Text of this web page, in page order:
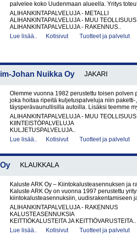
palvelee koko Uudenmaan alueella. Yritys
ALIHANKINTAPALVELUJA - METALLI
ALIHANKINTAPALVELUJA - MUU TEOLLISUUS
ALIHANKINTAPALVELUJA - RAKENNUS..
Lue lisää..
Kotisivut Tuotteet ja palvelut
Johan Nuikka Oy JAKARI
Olemme vuonna 1982 perustettu toisen polven
joka hoitaa ripeitä kuljetuspalveluja niin
täysperävaunullisilla autoilla. Lisäksi teemme
ALIHANKINTAPALVELUJA - MUU TEOLLISUUS
KIINTEISTÖPALVELUJA
KULJETUSPALVELUJA..
Lue lisää..
Kotisivut Tuotteet ja palvelut
KLAUKKALA
Kaluste ARK Oy – Kiintokalusteasennuksen ja
Kaluste ARK Oy on vuonna 1997 perustettu
kiintokalusteasennuksiin, uudisrakentamiseen
ALIHANKINTAPALVELUJA - RAKENNUS
KALUSTEASENNUKSIA
KEITTIÖKALUSTEITA JA KEITTIÖVARUSTEITA..
Lue lisää..
Kotisivut Tuotteet ja palvelut